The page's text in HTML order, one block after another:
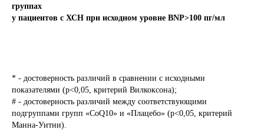
группах
у пациентов с ХСН при исходном уровне BNP>100 пг/мл
* - достоверность различий в сравнении с исходными
показателями (p<0,05, критерий Вилкоксона);
# - достоверность различий между соответствующими
подгруппами групп «CoQ10» и «Плацебо» (p<0,05, критерий
Манна-Уитни).